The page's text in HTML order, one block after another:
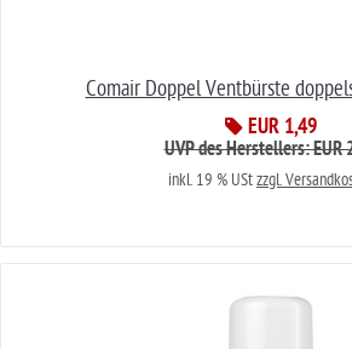
Comair Doppel Ventbürste
EUR 1,49
UVP des Herstellers: EUR
inkl. 19 % UStzzgl.